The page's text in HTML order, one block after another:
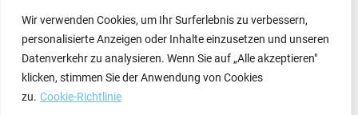
Wir verwenden Cookies, um Ihr Surferlebnis zu verbessern,
personalisierte Anzeigen oder Inhalte einzusetzen und unseren
Datenverkehr zu analysieren. Wenn Sie auf „Alle akzeptieren"
klicken, stimmen Sie der Anwendung von Cookies
zu. Cookie-Richtlinie